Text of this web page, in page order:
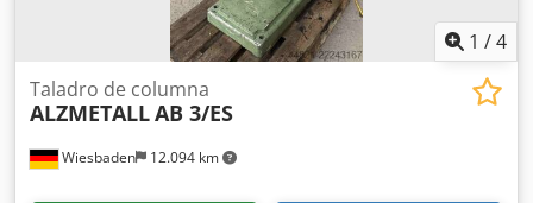
1 /4
Wiesbaden 12.094 km
Taladro de columna
ALZMETALLAB 3/ES